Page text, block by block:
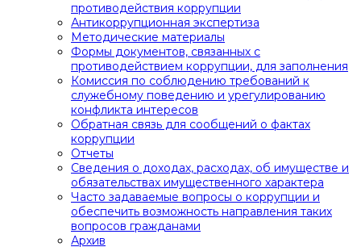
противодействия коррупции
Антикоррупционная экспертиза
Методические материалы
Формы документов, связанных с
противодействием коррупции, для заполнения
Комиссия по соблюдению требований к
служебному поведению и урегулированию
конфликта интересов
Обратная связь для сообщений о фактах
коррупции
Отчеты
Сведения о доходах, расходах, об имуществе и
обязательствах имущественного характера
Часто задаваемые вопросы о коррупции и
обеспечить возможность направления таких
вопросов гражданами
Архив